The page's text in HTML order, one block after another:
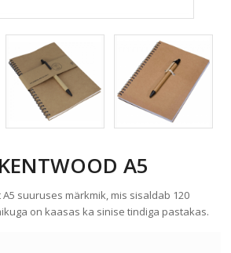
A5
suuruses märkmik, mis sisaldab 120
on kaasas ka sinise tindiga pastakas.